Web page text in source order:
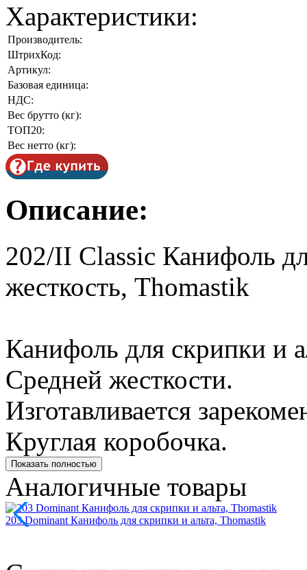
Характеристики:
Производитель:
ШтрихКод:
Артикул:
Базовая единица:
НДС:
Вес брутто (кг):
ТОП20:
Вес нетто (кг):
Описание:
202/II Classic Канифоль
жесткость, Thomastik
Канифоль для скрипки и
Средней жесткости.
Изготавливается
Круглая коробочка.
Показать полностью
Аналогичные товары
203 Dominant Канифоль для скрипки и альта, Thomastik